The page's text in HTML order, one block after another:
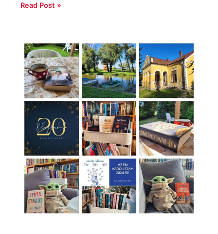
Read Post »
az
Olvasónaplón